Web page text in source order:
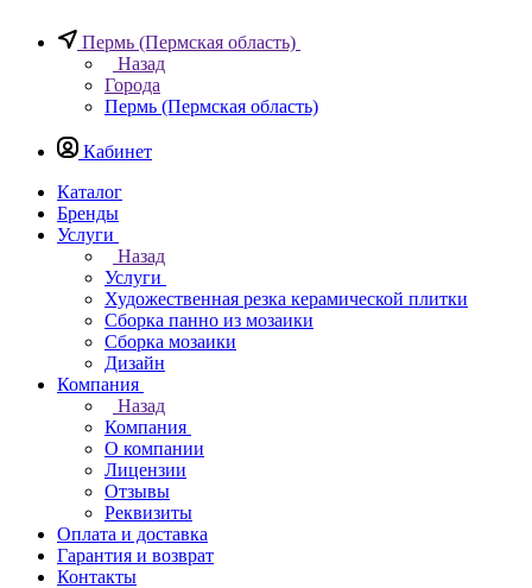
Пермь (Пермская область)
Назад
Города
Пермь (Пермская область)
Кабинет
Каталог
Бренды
Услуги
Назад
Услуги
Художественная резка керамической плитки
Сборка панно из мозаики
Сборка мозаики
Дизайн
Компания
Назад
Компания
О компании
Лицензии
Отзывы
Реквизиты
Оплата и доставка
Гарантия и возврат
Контакты